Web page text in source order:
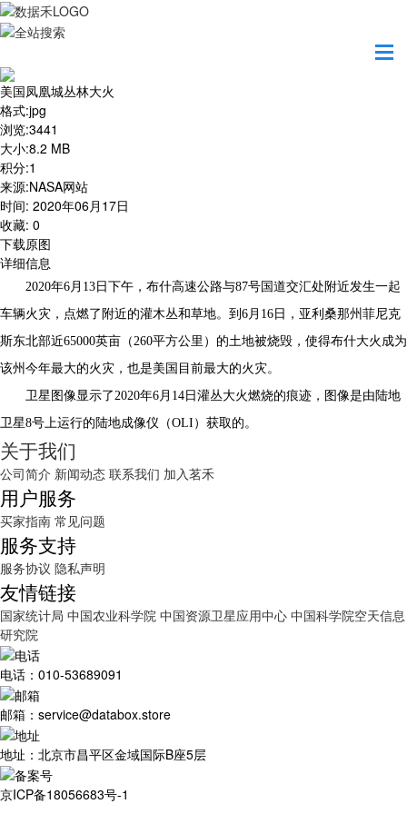
美国凤凰城丛林大火
格式:jpg
浏览:3441
大小:8.2 MB
积分:1
来源:NASA网站
时间: 2020年06月17日
收藏: 0
下载原图
详细信息
2020年6月13日下午，布什高速公路与87号国道交汇处附近发生一起
车辆火灾，点燃了附近的灌木丛和草地。到6月16日，亚利桑那州菲尼克
斯东北部近65000英亩（260平方公里）的土地被烧毁，使得布什大火成为
该州今年最大的火灾，也是美国目前最大的火灾。
卫星图像显示了2020年6月14日 灌丛大火燃烧的痕迹，图像是由陆地
卫星8号上运行的陆地成像仪（OLI）获取的。
关于我们
公司简介 新闻动态 联系我们 加入茗禾
用户服务
买家指南 常见问题
服务支持
服务协议 隐私声明
友情链接
国家统计局 中国农业科学院 中国资源卫星应用中心 中国科学院空天信息
研究院
电话：010-53689091
邮箱：service@databox.store
地址：北京市昌平区金域国际B座5层
京ICP备18056683号-1